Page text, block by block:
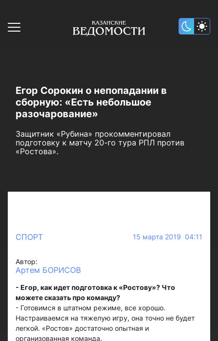
Егор Сорокин о непопадании в
сборную: «Есть небольшое
разочарование»
Защитник «Рубина» прокомментировал
подготовку к матчу 20-го тура РПЛ против
«Ростова».
СПОРТ 15 марта 2019 04:11
Автор:
Артем БОРИСОВ
- Егор, как идет подготовка к «Ростову»? Что
можете сказать про команду?
- Готовимся в штатном режиме, все хорошо.
Настраиваемся на тяжелую игру, она точно не будет
легкой. «Ростов» достаточно опытная и
организованная команда.